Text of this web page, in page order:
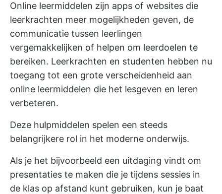
Online leermiddelen zijn apps of websites die
leerkrachten meer mogelijkheden geven, de
communicatie tussen leerlingen
vergemakkelijken of helpen om leerdoelen te
bereiken. Leerkrachten en studenten hebben nu
toegang tot een grote verscheidenheid aan
online leermiddelen die het lesgeven en leren
verbeteren.
Deze hulpmiddelen spelen een steeds
belangrijkere rol in het moderne onderwijs.
Als je het bijvoorbeeld een uitdaging vindt om
presentaties te maken die je tijdens sessies in
de klas op afstand kunt gebruiken, kun je baat